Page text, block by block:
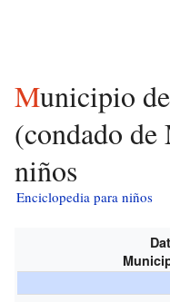
Municipio de Washington
(condado
niños
Enciclopedia para niños